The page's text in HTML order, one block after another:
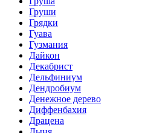
Груши
Грядки
Гуава
Гузмания
Дайкон
Декабрист
Дельфиниум
Дендробиум
Денежное дерево
Диффенбахия
Драцена